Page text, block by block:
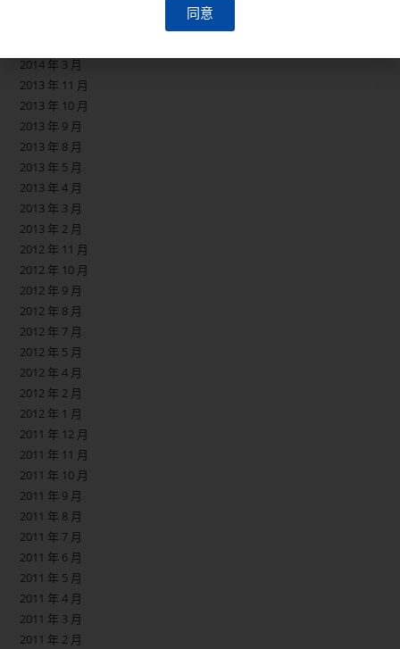
2014 年 3 月
2013 年 11 月
2013 年 10 月
2013 年 9 月
2013 年 8 月
2013 年 5 月
2013 年 4 月
2013 年 3 月
2013 年 2 月
2012 年 11 月
2012 年 10 月
2012 年 9 月
2012 年 8 月
2012 年 7 月
2012 年 5 月
2012 年 4 月
2012 年 2 月
2012 年 1 月
2011 年 12 月
2011 年 11 月
2011 年 10 月
2011 年 9 月
2011 年 8 月
2011 年 7 月
2011 年 6 月
2011 年 5 月
2011 年 4 月
2011 年 3 月
2011 年 2 月
同意